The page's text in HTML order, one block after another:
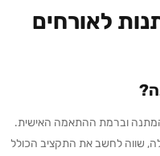
לאורחים
תלוי בסוג המתנה וברמת ההתאמה האישית.
עם 150 אורחים ומעלה, שווה לחשב את התקציב הכולל